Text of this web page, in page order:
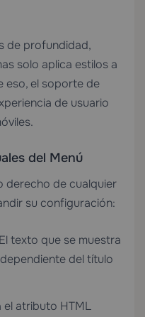
de profundidad,
solo aplica estilos a
eso, el soporte de
de usuario
del Menú
derecho de cualquier
su configuración:
El texto que se muestra
del título
el atributo HTML